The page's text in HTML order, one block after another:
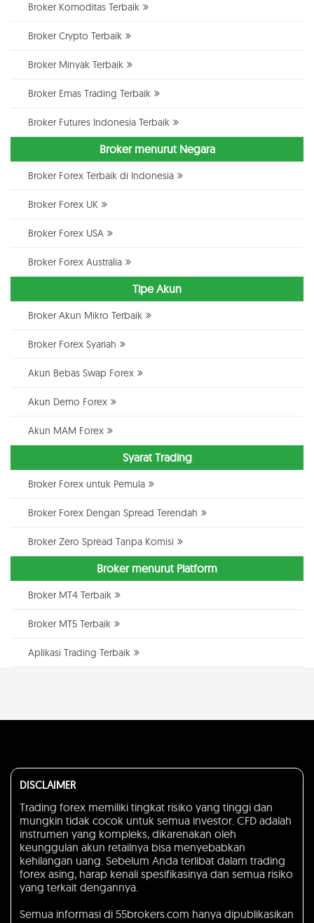
Broker Komoditas Terbaik
Broker Crypto Terbaik
Broker Minyak Terbaik
Broker Emas Trading Terbaik
Broker Futures Indonesia Terbaik
Broker menurut Negara
Broker Forex Terbaik di Indonesia
Broker Forex UK
Broker Forex USA
Broker Forex Australia
Tipe Akun
Broker Akun Mikro Terbaik
Broker Forex Syariah
Akun Bebas Swap Forex
Akun Demo Forex
Akun MAM Forex
Syarat Trading
Broker Forex untuk Pemula
Broker Forex Dengan Spread Terendah
Broker Zero Spread Tanpa Komisi
Broker menurut Platform
Broker MT4 Terbaik
Broker MT5 Terbaik
Aplikasi Trading Terbaik
DISCLAIMER
Trading forex memiliki tingkat risiko yang tinggi dan
mungkin tidak cocok untuk semua investor. CFD adalah
instrumen yang kompleks, dikarenakan oleh
keunggulan akun retailnya bisa menyebabkan
kehilangan uang. Sebelum Anda terlibat dalam trading
forex asing, harap kenali spesifikasinya dan semua risiko
yang terkait dengannya.
Semua informasi di 55brokers.com hanya dipublikasikan